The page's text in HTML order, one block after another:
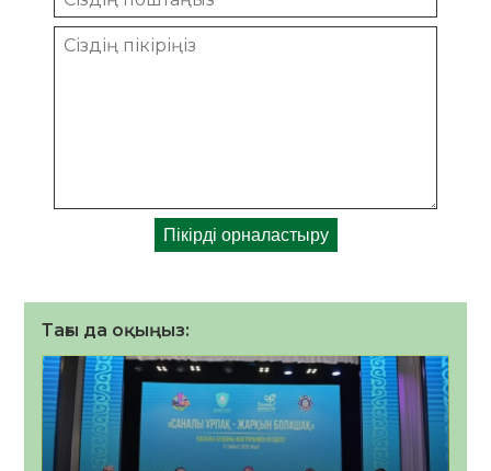
Тағы да оқыңыз: